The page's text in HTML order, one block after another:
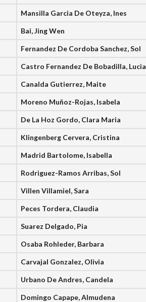
Mansilla Garcia De Oteyza, Ines
Bai, Jing Wen
Fernandez De Cordoba Sanchez, Sol
Castro Fernandez De Bobadilla, Lucia
Canalda Gutierrez, Maite
Moreno Muñoz-Rojas, Isabela
De La Hoz Gordo, Clara Maria
Klingenberg Cervera, Cristina
Madrid Bartolome, Isabella
Rodriguez-Ramos Arribas, Sol
Villen Villamiel, Sara
Peces Tordera, Claudia
Suarez Delgado, Pia
Osaba Rohleder, Barbara
Carvajal Gonzalez, Olivia
Urbano De Andres, Candela
Domingo Capape, Almudena